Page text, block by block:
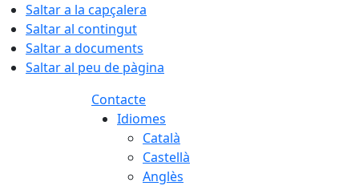
Saltar a la capçalera
Saltar al contingut
Saltar a documents
Saltar al peu de pàgina
Contacte
Idiomes
Català
Castellà
Anglès